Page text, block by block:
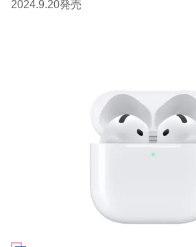
2024.9.20発売